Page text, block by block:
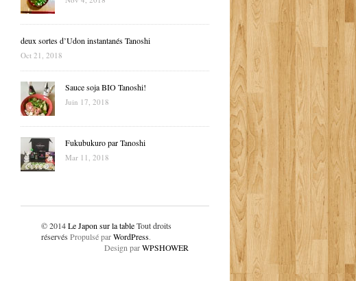
deux sortes d’Udon instantanés Tanoshi
Oct 21, 2018
Sauce soja BIO Tanoshi!
Juin 17, 2018
Fukubukuro par Tanoshi
Mar 11, 2018
© 2014Le Japon sur la tableTout droits
réservés Propulsé parWordPress.
Design parWPSHOWER